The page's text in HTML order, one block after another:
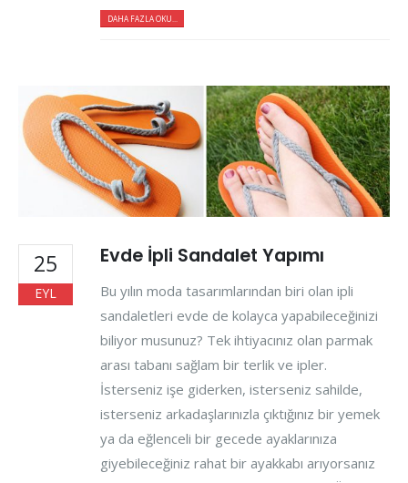
DAHA FAZLA OKU...
25
EYL
Evde İpli Sandalet Yapımı
Bu yılın moda tasarımlarından biri olan ipli
sandaletleri evde de kolayca yapabileceğinizi
biliyor musunuz? Tek ihtiyacınız olan parmak
arası tabanı sağlam bir terlik ve ipler.
İsterseniz işe giderken, isterseniz sahilde,
isterseniz arkadaşlarınızla çıktığınız bir yemek
ya da eğlenceli bir gecede ayaklarınıza
giyebileceğiniz rahat bir ayakkabı arıyorsanız